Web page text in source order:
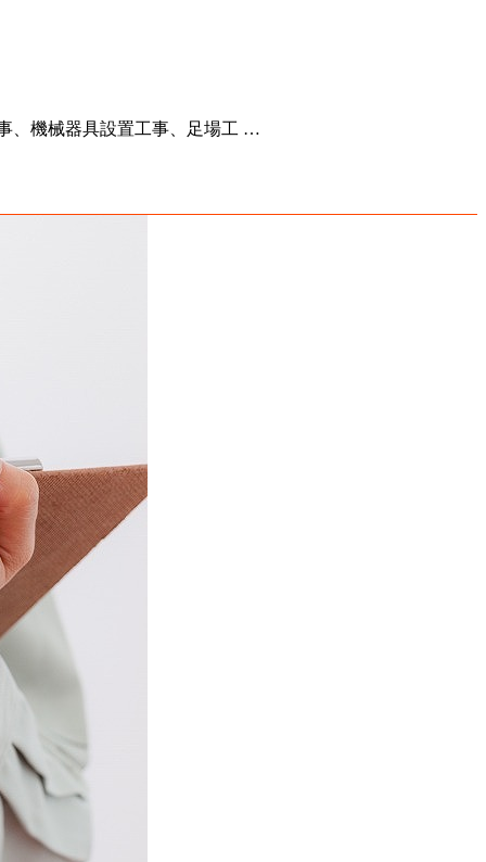
、機械器具設置工事、足場工 …